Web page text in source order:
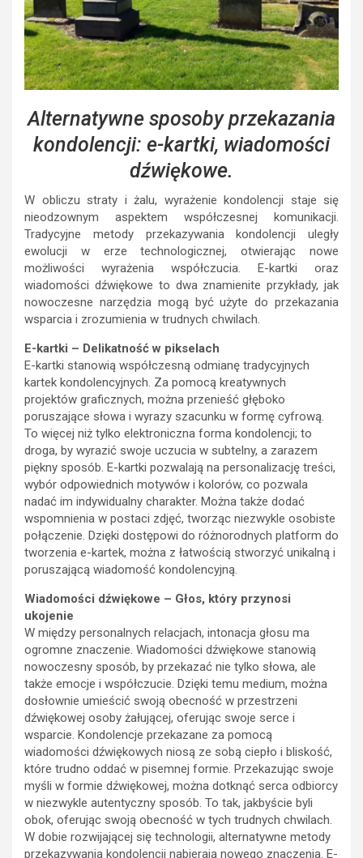
Alternatywne sposoby przekazania
kondolencji: e-kartki, wiadomości
dźwiękowe.
W obliczu straty i żalu, wyrażenie kondolencji staje się
nieodzownym aspektem współczesnej komunikacji.
Tradycyjne metody przekazywania kondolencji uległy
ewolucji w erze technologicznej, otwierając nowe
możliwości wyrażenia współczucia. E-kartki oraz
wiadomości dźwiękowe to dwa znamienite przykłady, jak
nowoczesne narzędzia mogą być użyte do przekazania
wsparcia i zrozumienia w trudnych chwilach.
E-kartki – Delikatność w pikselach
E-kartki stanowią współczesną odmianę tradycyjnych
kartek kondolencyjnych. Za pomocą kreatywnych
projektów graficznych, można przenieść głęboko
poruszające słowa i wyrazy szacunku w formę cyfrową.
To więcej niż tylko elektroniczna forma kondolencji; to
droga, by wyrazić swoje uczucia w subtelny, a zarazem
piękny sposób. E-kartki pozwalają na personalizację treści,
wybór odpowiednich motywów i kolorów, co pozwala
nadać im indywidualny charakter. Można także dodać
wspomnienia w postaci zdjęć, tworząc niezwykle osobiste
połączenie. Dzięki dostępowi do różnorodnych platform do
tworzenia e-kartek, można z łatwością stworzyć unikalną i
poruszającą wiadomość kondolencyjną.
Wiadomości dźwiękowe – Głos, który przynosi
ukojenie
W między personalnych relacjach, intonacja głosu ma
ogromne znaczenie. Wiadomości dźwiękowe stanowią
nowoczesny sposób, by przekazać nie tylko słowa, ale
także emocje i współczucie. Dzięki temu medium, można
dosłownie umieścić swoją obecność w przestrzeni
dźwiękowej osoby żałującej, oferując swoje serce i
wsparcie. Kondolencje przekazane za pomocą
wiadomości dźwiękowych niosą ze sobą ciepło i bliskość,
które trudno oddać w pisemnej formie. Przekazując swoje
myśli w formie dźwiękowej, można dotknąć serca odbiorcy
w niezwykle autentyczny sposób. To tak, jakbyście byli
obok, oferując swoją obecność w tych trudnych chwilach.
W dobie rozwijającej się technologii, alternatywne metody
przekazywania kondolencji nabierają nowego znaczenia. E-